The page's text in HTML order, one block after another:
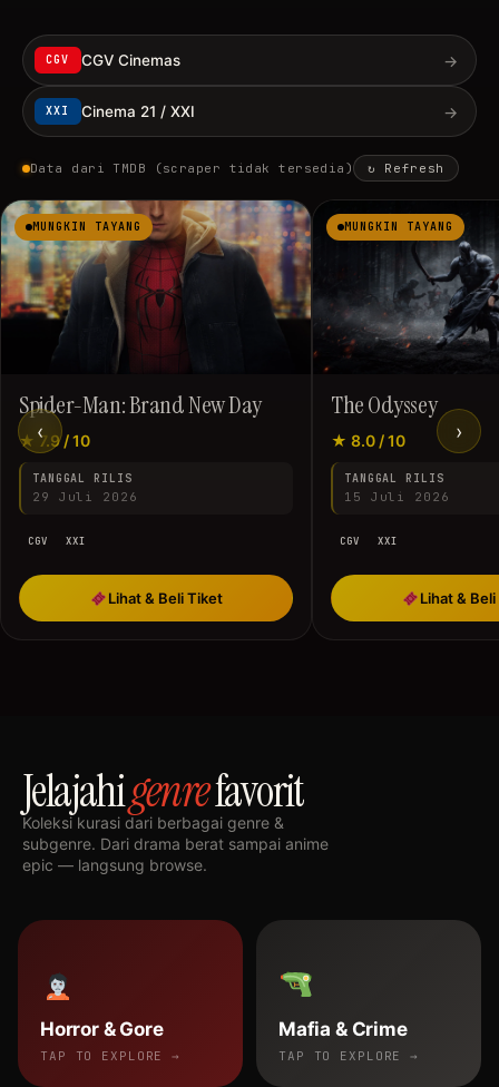
CGV CGV Cinemas →
XXI Cinema 21 / XXI →
Data dari TMDB (scraper tidak tersedia) ↻ Refresh
‹
MUNGKIN TAYANG
Spider-Man: Brand New Day
★ 7.9 / 10
TANGGAL RILIS
29 Juli 2026
CGV XXI
Lihat & Beli Tiket
MUNGKIN TAYANG
The Odyssey
★ 8.0 / 10
TANGGAL RILIS
15 Juli 2026
CGV XXI
Lihat &
›
Jelajahigenrefavorit
Koleksi kurasi dari berbagai genre &
subgenre. Dari drama berat sampai anime
epic — langsung browse.
Horror & Gore
TAP TO EXPLORE →
Mafia & Crime
TAP TO EXPLORE →